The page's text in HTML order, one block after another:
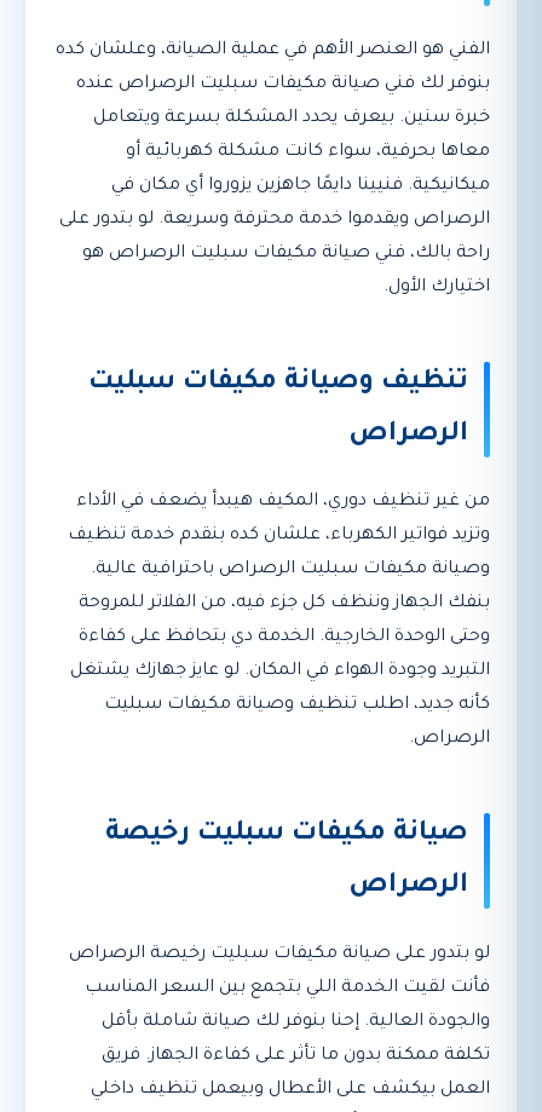
الفني هو العنصر الأهم في عملية الصيانة، وعلشان كده
بنوفر لك فني صيانة مكيفات سبليت الرصراص عنده
خبرة سنين. بيعرف يحدد المشكلة بسرعة ويتعامل
معاها بحرفية، سواء كانت مشكلة كهربائية أو
ميكانيكية. فنيينا دايمًا جاهزين يزوروا أي مكان في
الرصراص ويقدموا خدمة محترفة وسريعة. لو بتدور على
راحة بالك، فني صيانة مكيفات سبليت الرصراص هو
اختيارك الأول.
تنظيف وصيانة مكيفات سبليت
الرصراص
من غير تنظيف دوري، المكيف هيبدأ يضعف في الأداء
وتزيد فواتير الكهرباء، علشان كده بنقدم خدمة تنظيف
وصيانة مكيفات سبليت الرصراص باحترافية عالية.
بنفك الجهاز وننظف كل جزء فيه، من الفلاتر للمروحة
وحتى الوحدة الخارجية. الخدمة دي بتحافظ على كفاءة
التبريد وجودة الهواء في المكان. لو عايز جهازك يشتغل
كأنه جديد، اطلب تنظيف وصيانة مكيفات سبليت
الرصراص.
صيانة مكيفات سبليت رخيصة
الرصراص
لو بتدور على صيانة مكيفات سبليت رخيصة الرصراص
فأنت لقيت الخدمة اللي بتجمع بين السعر المناسب
والجودة العالية. إحنا بنوفر لك صيانة شاملة بأقل
تكلفة ممكنة بدون ما تأثر على كفاءة الجهاز. فريق
العمل بيكشف على الأعطال وبيعمل تنظيف داخلي